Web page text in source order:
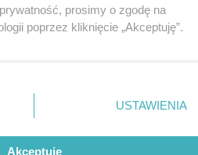
prosimy o zgodę na
poprzez kliknięcie „Akceptuję”.
ale masz prawo sprzeciwić
Preferencje będą miały
USTAWIENIA
Akceptuję